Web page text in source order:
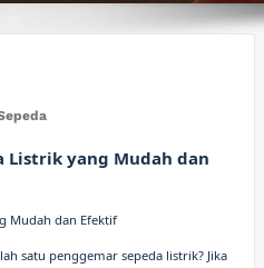
Listrik yang Mudah dan
Mudah dan Efektif
satu penggemar sepeda listrik? Jika